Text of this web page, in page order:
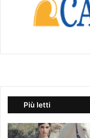
Più letti